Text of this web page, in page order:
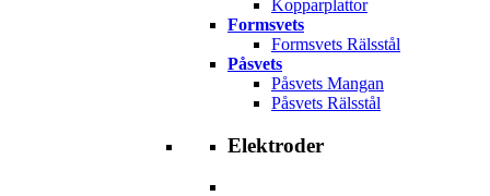
Kopparplattor
Formsvets
Formsvets Rälsstål
Påsvets
Påsvets Mangan
Påsvets Rälsstål
Elektroder